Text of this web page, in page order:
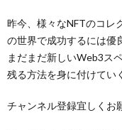
昨今、様々なNFTのコレ
の世界で成功するには優
まだまだ新しいWeb3ス
残る方法を身に付けてい
チャンネル登録宜しくお